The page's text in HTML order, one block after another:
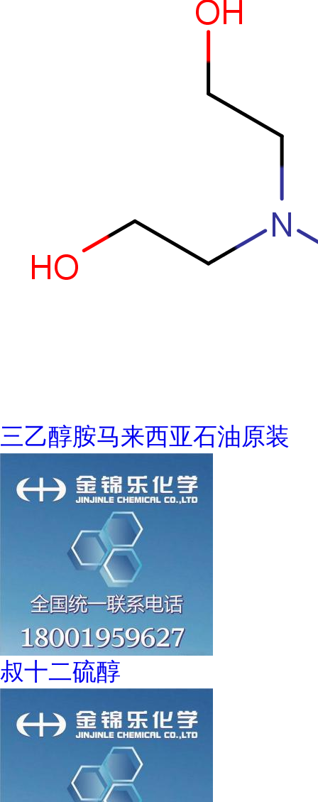
三乙醇胺马来西亚石油原装
叔十二硫醇